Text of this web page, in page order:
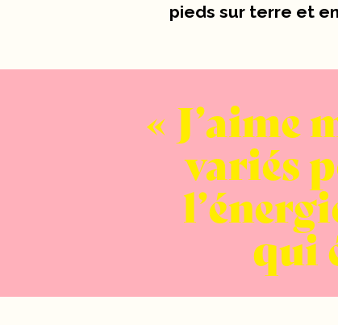
pieds sur terre et
J’aime
variés
qui